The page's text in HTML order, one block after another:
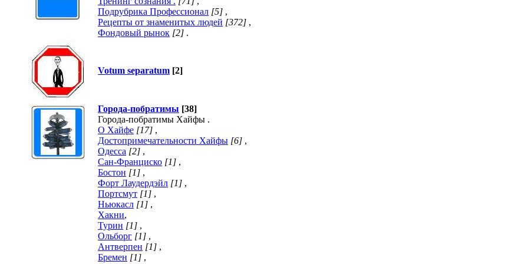
Подрубрика Профессионал [5] ,
Рецепты от знаменитых людей [372] ,
Фондовый рынок [2] .
Votum separatum [2]
Города-побратимы [38]
Города-побратимы Хайфы .
О Хайфе [17] ,
Достопримечательности Хайфы [6] ,
Одесса [2] ,
Сан-Франциско [1] ,
Бостон [1] ,
Форт Лаудердэйл [1] ,
Портсмут [1] ,
Ньюкасл [1] ,
Хакни,
Турин [1] ,
Ольборг [1] ,
Антверпен [1] ,
Бремен [1] ,